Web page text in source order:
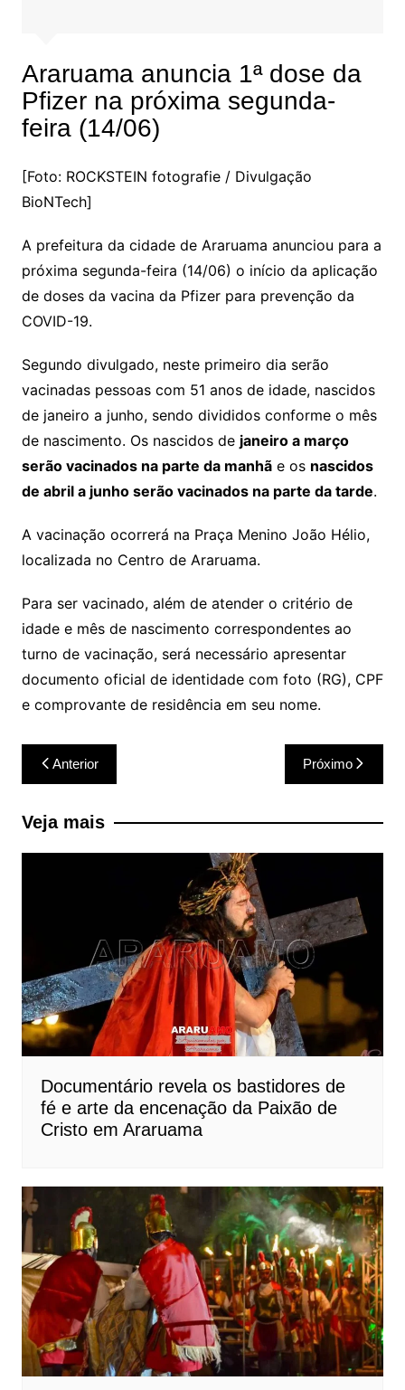
Araruama anuncia 1ª dose da
Pfizer na próxima segunda-
feira (14/06)
[Foto: ROCKSTEIN fotografie / Divulgação
BioNTech]
A prefeitura da cidade de Araruama anunciou para a
próxima segunda-feira (14/06) o início da aplicação
de doses da vacina da Pfizer para prevenção da
COVID-19.
Segundo divulgado, neste primeiro dia serão
vacinadas pessoas com 51 anos de idade, nascidos
de janeiro a junho, sendo divididos conforme o mês
de nascimento. Os nascidos de janeiro a março
serão vacinados na parte da manhãe os nascidos
de abril a junho serão vacinados na parte da tarde.
A vacinação ocorrerá na Praça Menino João Hélio,
localizada no Centro de Araruama.
Para ser vacinado, além de atender o critério de
idade e mês de nascimento correspondentes ao
turno de vacinação, será necessário apresentar
documento oficial de identidade com foto (RG), CPF
e comprovante de residência em seu nome.
Navegação
de
Post
Anterior Próximo
Veja mais
Documentário revela os bastidores de
fé e arte da encenação da Paixão de
Cristo em Araruama